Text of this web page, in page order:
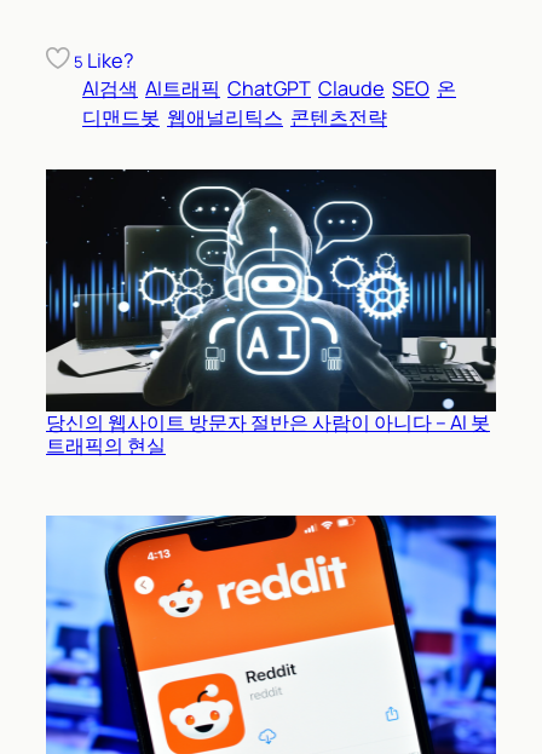
5 Like?
AI검색 AI트래픽 ChatGPT Claude SEO 온
디맨드봇 웹애널리틱스 콘텐츠전략
당신의 웹사이트 방문자 절반은 사람이 아니다 – AI 봇
트래픽의 현실